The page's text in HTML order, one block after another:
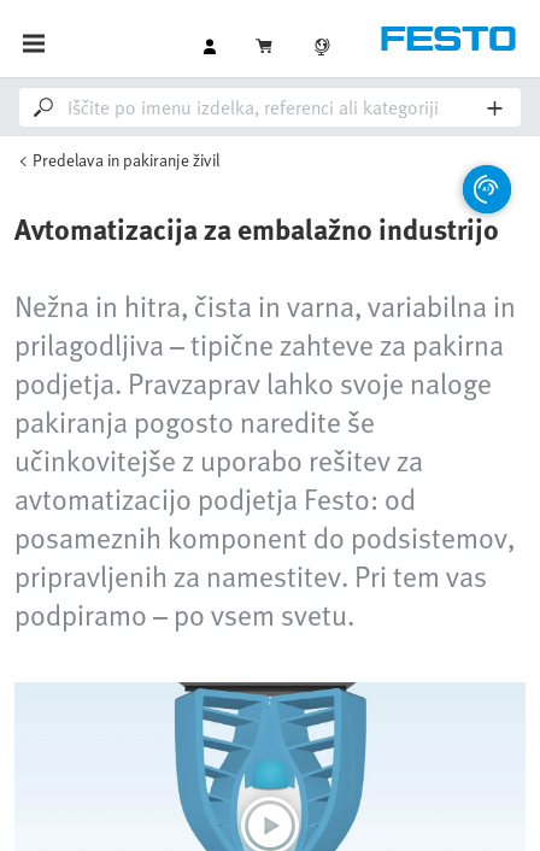
Predelava in pakiranje živil
Avtomatizacija za embalažno industrijo
Nežna in hitra, čista in varna, variabilna in
prilagodljiva – tipične zahteve za pakirna
podjetja. Pravzaprav lahko svoje naloge
pakiranja pogosto naredite še
učinkovitejše z uporabo rešitev za
avtomatizacijo podjetja Festo: od
posameznih komponent do podsistemov,
pripravljenih za namestitev. Pri tem vas
podpiramo – po vsem svetu.